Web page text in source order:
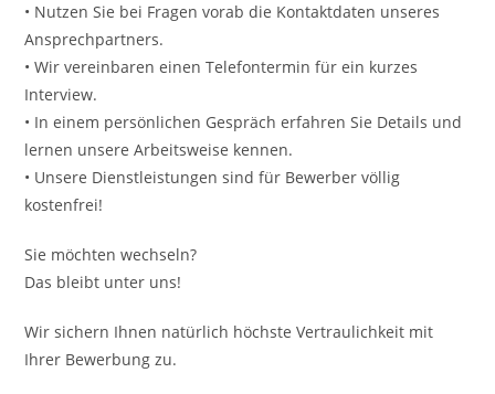
• Nutzen Sie bei Fragen vorab die Kontaktdaten unseres
Ansprechpartners.
• Wir vereinbaren einen Telefontermin für ein kurzes
Interview.
• In einem persönlichen Gespräch erfahren Sie Details und
lernen unsere Arbeitsweise kennen.
• Unsere Dienstleistungen sind für Bewerber völlig
kostenfrei!
Sie möchten wechseln?
Das bleibt unter uns!
Wir sichern Ihnen natürlich höchste Vertraulichkeit mit
Ihrer Bewerbung zu.